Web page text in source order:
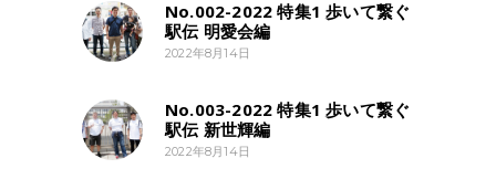
No.002-2022 特集1 歩いて繋ぐ
駅伝 明愛会編
2022年8月14日
No.003-2022 特集1 歩いて繋ぐ
駅伝 新世輝編
2022年8月14日